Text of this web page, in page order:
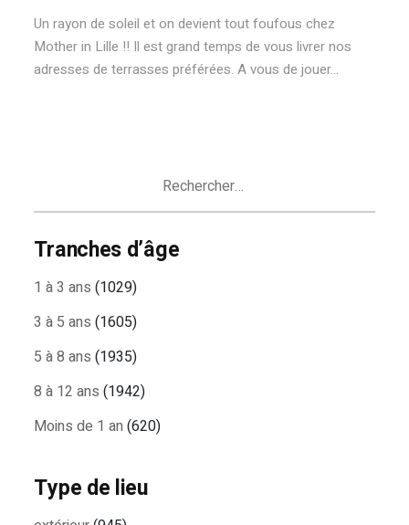
Un rayon de soleil et on devient tout foufous chez
Mother in Lille !! Il est grand temps de vous livrer nos
adresses de terrasses préférées. A vous de jouer...
Tranches d’âge
1 à 3 ans (1029)
3 à 5 ans (1605)
5 à 8 ans (1935)
8 à 12 ans (1942)
Moins de 1 an (620)
Type de lieu